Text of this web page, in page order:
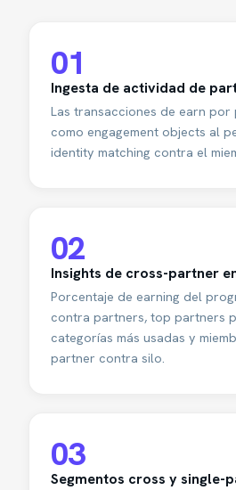
01
Ingesta de actividad de
Las transacciones de earn
como engagement objects al
identity matching contra el
02
Insights de cross-partner
Porcentaje de earning del
contra partners, top partners
categorías más usadas y
partner contra silo.
03
Segmentos cross y single-